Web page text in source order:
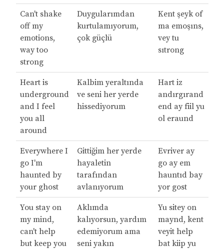
Can't shake
off my
emotions,
way too
strong
Duygularımdan
kurtulamıyorum,
çok güçlü
Kent şeyk of
ma emoşıns,
vey tu
sıtrong
Heart is
underground
and I feel
you all
around
Kalbim yeraltında
ve seni her yerde
hissediyorum
Hart iz
andırgırand
end ay fiil yu
ol eraund
Everywhere I
go I'm
haunted by
your ghost
Gittiğim her yerde
hayaletin
tarafından
avlanıyorum
Evriver ay
go ay em
hauntıd bay
yor gost
You stay on
my mind,
can't help
but keep you
Aklımda
kalıyorsun, yardım
edemiyorum ama
seni yakın
Yu sitey on
maynd, kent
veyit help
bat kiip yu